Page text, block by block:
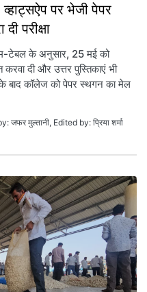
व्हाट्सऐप पर भेजी पेपर
परीक्षा
टेबल के अनुसार, 25 मई को
करवा दी और उत्तर पुस्तिकाएं भी
बाद कॉलेज को पेपर स्थगन का मेल
जफर मुल्तानी, Edited by: प्रिया शर्मा